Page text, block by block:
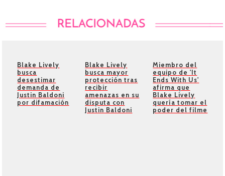
Blake Lively
busca
desestimar
demanda de
Justin Baldoni
por difamación
Blake Lively
busca mayor
protección tras
recibir
amenazas en su
disputa con
Justin Baldoni
Miembro del
equipo de 'It
Ends With Us'
afirma que
Blake Lively
quería tomar el
poder del filme